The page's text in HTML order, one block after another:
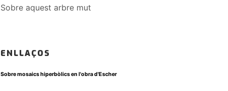
Sobre aquest arbre mut
ENLLAÇOS
Sobre mosaics hiperbòlics en l'obra d'Escher